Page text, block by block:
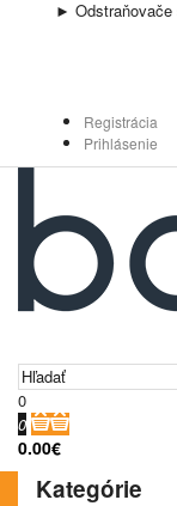
► Odstraňovače
Registrácia
Prihlásenie
0
0
0.00€
Kategórie